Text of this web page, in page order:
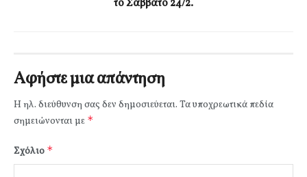
το Σάββατο 24/2.
Αφήστε μια απάντηση
Η ηλ. διεύθυνση σας δεν δημοσιεύεται. Τα υποχρεωτικά πεδία
σημειώνονται με *
Σχόλιο *